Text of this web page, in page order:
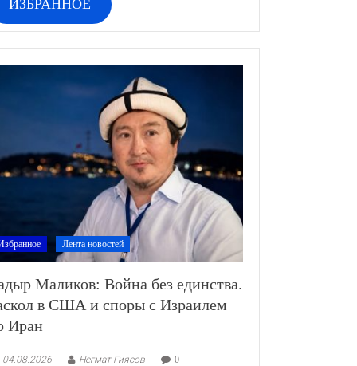
ИЗБРАННОЕ
Лента новостей
Маликов: Война без единства.
в США и споры с Израилем
Иран
04.08.2026 Негмат Гиясов 0